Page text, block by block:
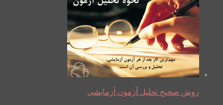
روش صحیح تحلیل آزمون آزمایشی